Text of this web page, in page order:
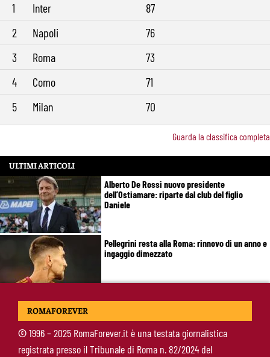
1 Inter
87
2
Napoli
76
3
Roma
73
4
Como
71
5
Milan 70
Guarda la classifica completa
ULTIMI ARTICOLI
Alberto De Rossi nuovo presidente
dell’Ostiamare: riparte dal club del figlio
Daniele
Pellegrini resta alla Roma: rinnovo di un anno e
ingaggio dimezzato
Roma, Luis Enrique non dimentica i
squadra
ROMAFOREVER
©1996 – 2025 RomaForever.it è una testata giornalistica
registrata presso il Tribunale di Roma n. 82/2024 del